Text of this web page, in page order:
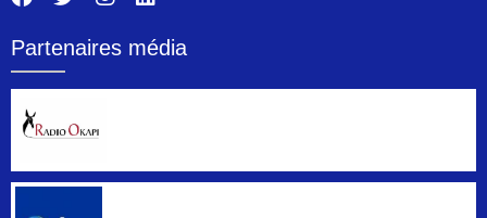
Partenaires média